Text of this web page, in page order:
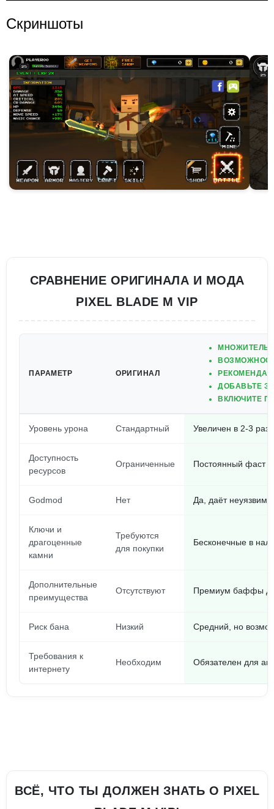
Скриншоты
СРАВНЕНИЕ ОРИГИНАЛА И МОДА
PIXEL BLADE M VIP
ПАРАМЕТР ОРИГИНАЛ
МНОЖИТЕЛЬ
ДОБАВЬТЕ
ВКЛЮЧИТЕ
Уровень урона Стандартный Увеличен в 2-3 раза
Доступность
ресурсов
Ограниченные Постоянный фаст
Godmod Нет Да, даёт
Ключи и
драгоценные
камни
Требуются
для покупки
Бесконечные в
Дополнительные
преимущества
Отсутствуют Премиум баффы
Риск бана Низкий Средний, но
Требования к
интернету
Необходим Обязателен для
ВСЁ, ЧТО ТЫ ДОЛЖЕН ЗНАТЬ О PIXEL